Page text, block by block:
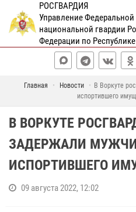
РОСГВАРДИЯ
Управление
национальной гвардии
Федерации по
Главная Новости
В Воркуте
испортившего
В ВОРКУТЕ
ЗАДЕРЖАЛИ
ИСПОРТИВШЕГО
09 августа 2022, 12:02